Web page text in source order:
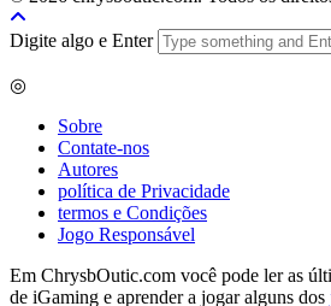
Digite algo e Enter
◎
Sobre
Contate-nos
Autores
política de Privacidade
termos e Condições
Jogo Responsável
Em ChrysbOutic.com você pode ler as
de iGaming e aprender a jogar alguns dos